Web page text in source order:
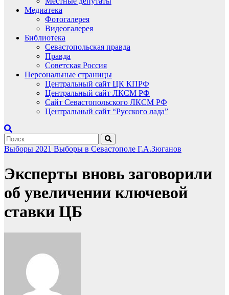
Медиатека
Фотогалерея
Видеогалерея
Библиотека
Севастопольская правда
Правда
Советская Россия
Персональные страницы
Центральный сайт ЦК КПРФ
Центральный сайт ЛКСМ РФ
Сайт Севастопольского ЛКСМ РФ
Центральный сайт “Русского лада”
Выборы 2021 Выборы в Севастополе Г.А.Зюганов
Эксперты вновь заговорили
об увеличении ключевой
ставки ЦБ